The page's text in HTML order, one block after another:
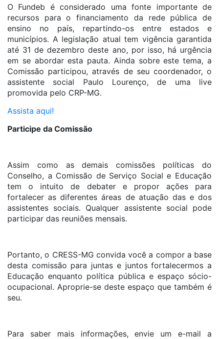
O Fundeb é considerado uma fonte importante de
recursos para o financiamento da rede pública de
ensino no país, repartindo-os entre estados e
municípios. A legislação atual tem vigência garantida
até 31 de dezembro deste ano, por isso, há urgência
em se abordar esta pauta. Ainda sobre este tema, a
Comissão participou, através de seu coordenador, o
assistente social Paulo Lourenço, de uma live
promovida pelo CRP-MG.
Assista aqui!
Participe da Comissão
Assim como as demais comissões políticas do
Conselho, a Comissão de Serviço Social e Educação
tem o intuito de debater e propor ações para
fortalecer as diferentes áreas de atuação das e dos
assistentes sociais. Qualquer assistente social pode
participar das reuniões mensais.
Portanto, o CRESS-MG convida você a compor a base
desta comissão para juntas e juntos fortalecermos a
Educação enquanto política pública e espaço sócio-
ocupacional. Aproprie-se deste espaço que também é
seu.
Para saber mais informações, envie um e-mail a